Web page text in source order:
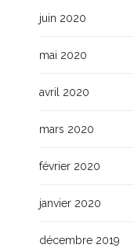
juin 2020
mai 2020
avril 2020
mars 2020
février 2020
janvier 2020
décembre 2019